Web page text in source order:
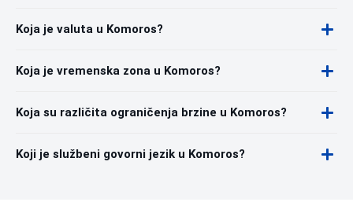
Koja je valuta u Komoros?
Koja je vremenska zona u Komoros?
Koja su različita ograničenja brzine u Komoros?
Koji je službeni govorni jezik u Komoros?